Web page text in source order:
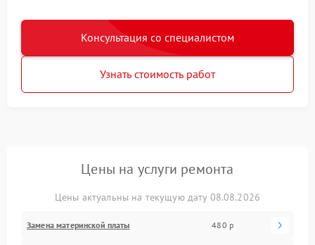
Консультация со специалистом
Узнать стоимость работ
Цены на услуги ремонта
Цены актуальны на текущую дату 08.08.2026
Замена материнской платы 480 р